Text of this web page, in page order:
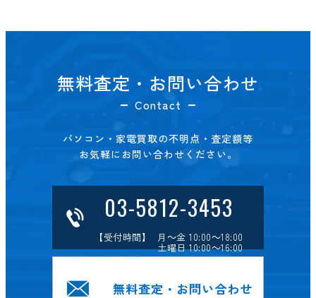
無料査定・お問い合わせ
Contact
パソコン・家電買取の不明点・査定額等
お気軽にお問い合わせください。
03-5812-3453
【受付時間】 月～金 10:00～18:00
土曜日 10:00～16:00
無料査定・お問い合わせ